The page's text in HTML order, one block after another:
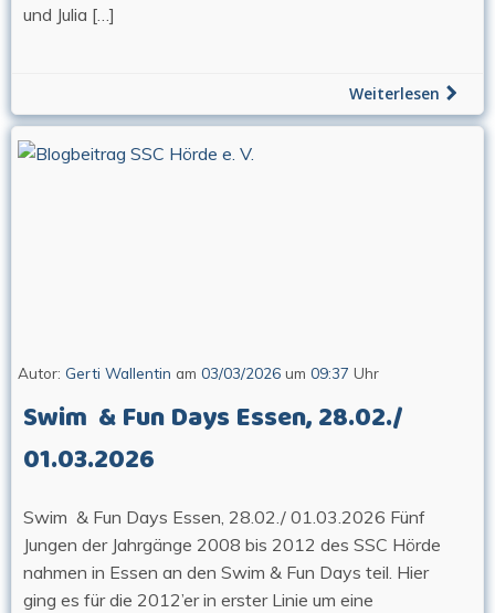
und Julia […]
Weiterlesen
Autor: Gerti Wallentin am 03/03/2026 um 09:37 Uhr
Swim & Fun Days Essen, 28.02./
01.03.2026
Swim & Fun Days Essen, 28.02./ 01.03.2026 Fünf
Jungen der Jahrgänge 2008 bis 2012 des SSC Hörde
nahmen in Essen an den Swim & Fun Days teil. Hier
ging es für die 2012’er in erster Linie um eine